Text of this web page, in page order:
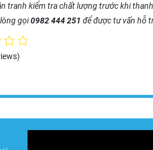
tranh kiểm tra chất lượng trước khi
gọi0982 444 251 để được tư vấn hỗ